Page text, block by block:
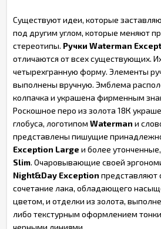
Существуют идеи, которые
под другим углом, которые меняют
стереотипы. Ручки Waterman
отличаются от всех существующих.
четырехгранную форму. Элементы
выполнены вручную. Эмблема
колпачка и украшена фирменным
Роскошное перо из золота 18К
глобуса, логотипом Waterman и
представлены пишущие
Exception Large и более
Slim. Очаровывающие своей
Night&Day Exception представляют
сочетание лака, обладающего
цветом, и отделки из золота,
либо текстурным оформлением
черными линиями.